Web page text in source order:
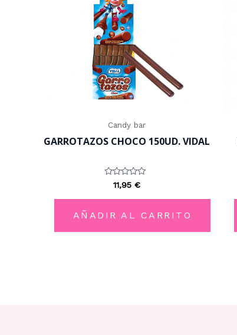
Candy bar
GARROTAZOS CHOCO 150UD. VIDAL
Valorado
con
0
5
11,95 €
AÑADIR AL CARRITO